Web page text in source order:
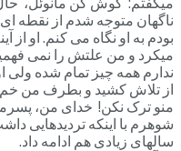
ناگهان متوجه شدم از نقطه ای
بودم به او نگاه می کنم. او از
میکرد و من علتش را نمی
ندارم همه چیز تمام شده
از تلاش کشید و بطرف من خم
منو ترک نکن! خدای من،
شوهرم با اینکه تردیدهایی
سالهای زیادی هم ادامه داد.